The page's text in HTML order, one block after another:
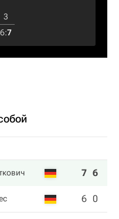
3
6:7
7 6
6 0